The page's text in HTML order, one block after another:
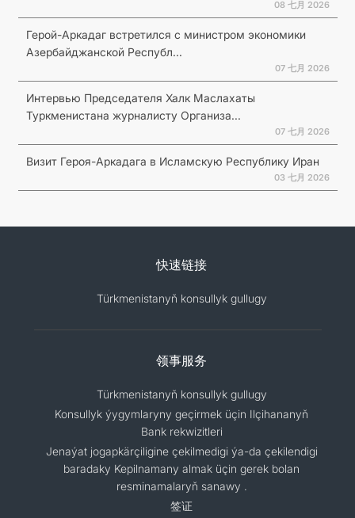
08 七月 2026
Герой-Аркадаг встретился с министром экономики
Азербайджанской Республ...
07 七月 2026
Интервью Председателя Халк Маслахаты
Туркменистана журналисту Организа...
07 七月 2026
Визит Героя-Аркадага в Исламскую Республику Иран
03 七月 2026
快速链接
Türkmenistanyň konsullyk gullugy
领事服务
Türkmenistanyň konsullyk gullugy
Konsullyk ýygymlaryny geçirmek üçin Ilçihananyň
Bank rekwizitleri
Jenaýat jogapkärçiligine çekilmedigi ýa-da çekilendigi
baradaky Kepilnamany almak üçin gerek bolan
resminamalaryň sanawy .
签证